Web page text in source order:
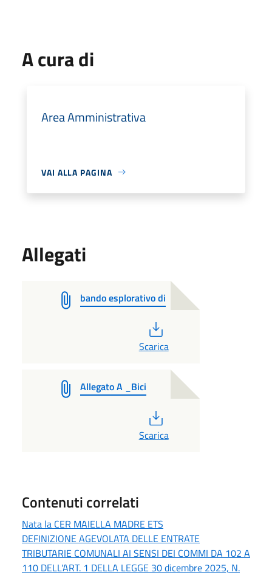
A cura di
Area Amministrativa
VAI ALLA PAGINA
Allegati
bando esplorativo di
Scarica
Allegato A _Bici
Scarica
Contenuti correlati
Nata la CER MAIELLA MADRE ETS
DEFINIZIONE AGEVOLATA DELLE ENTRATE
TRIBUTARIE COMUNALI AI SENSI DEI COMMI DA 102 A
110 DELL'ART. 1 DELLA LEGGE 30 dicembre 2025, N.